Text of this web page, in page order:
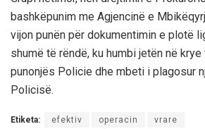
bashkëpunim me Agjencinë e
vijon punën për dokumentimin e plotë
shumë të rëndë, ku humbi jetën në
punonjës Policie dhe mbeti i plagosur
Policisë.
Etiketa: efektiv operacin vrare